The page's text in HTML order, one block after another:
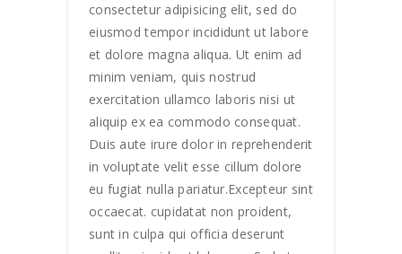
consectetur adipisicing elit, sed do
eiusmod tempor incididunt ut labore
et dolore magna aliqua. Ut enim ad
minim veniam, quis nostrud
exercitation ullamco laboris nisi ut
aliquip ex ea commodo consequat.
Duis aute irure dolor in reprehenderit
in voluptate velit esse cillum dolore
eu fugiat nulla pariatur.Excepteur sint
occaecat. cupidatat non proident,
sunt in culpa qui officia deserunt